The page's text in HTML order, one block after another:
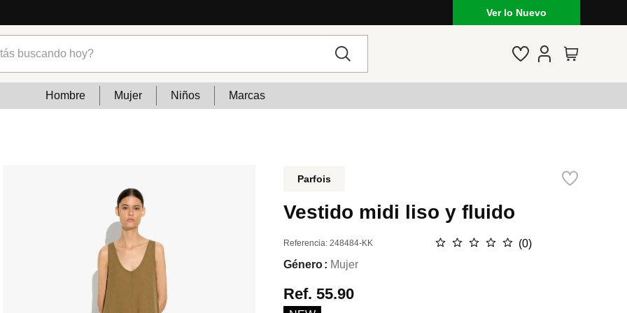
Lo que está de moda en Venezuela:
Ver lo Nuevo
Hombre Mujer Niños Marcas
Parfois
Vestido midi liso y fluido
Referencia:248484-KK ☆ ☆ ☆ ☆ ☆ (0)
Género
Mujer
Ref.55.90